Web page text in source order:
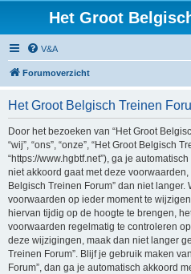
Het Groot
V&A
Forumoverzicht
Het Groot Belgisch Treinen
Door het bezoeken van “Het Groot
“wij”, “ons”, “onze”, “Het Groot Belgisch
“https://www.hgbtf.net”), ga je
niet akkoord gaat met deze
Belgisch Treinen Forum” dan niet langer.
voorwaarden op ieder moment te
hiervan tijdig op de hoogte te brengen,
voorwaarden regelmatig te controleren
deze wijzigingen, maak dan niet langer
Treinen Forum”. Blijf je gebruik maken
Forum”, dan ga je automatisch akkoord